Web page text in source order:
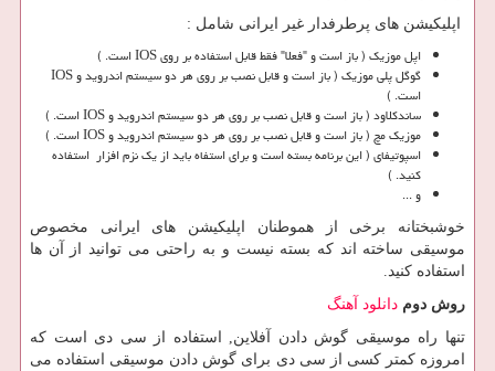
اپلیکیشن های پرطرفدار غیر ایرانی شامل :
اپل موزیک ( باز است و "فعلا" فقط قابل استفاده بر رویIOSاست. )
گوگل پلی موزیک ( باز است و قابل نصب بر روی هر دو سیستم اندروید وIOS
است. )
ساندکلاود ( باز است و قابل نصب بر روی هر دو سیستم اندروید وIOSاست. )
موزیک مچ ( باز است و قابل نصب بر روی هر دو سیستم اندروید وIOSاست. )
اسپوتیفای ( این برنامه بسته است و برای استفاه باید از یک نزم افزار استفاده
کنید. )
و ...
خوشبختانه برخی از هموطنان اپلیکیشن های ایرانی مخصوص
موسیقی ساخته اند که بسته نیست و به راحتی می توانید از آن ها
استفاده کنید.
روش دوم دانلود آهنگ
تنها راه موسیقی گوش دادن آفلاین, استفاده از سی دی است که
امروزه کمتر کسی از سی دی برای گوش دادن موسیقی استفاده می